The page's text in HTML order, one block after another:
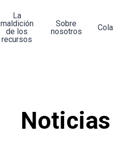
La
maldición
de los
recursos
Sobre
nosotros
Noticias